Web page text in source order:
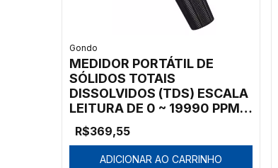
Gondo
MEDIDOR PORTÁTIL DE
SÓLIDOS TOTAIS
DISSOLVIDOS (TDS) ESCALA
LEITURA DE 0 ~ 19990 PPM,
RESOLUÇÃO 10 PPM
COMPENSAÇÃO
AUTOMÁTICA
R$369,55
ADICIONAR AO CARRINHO